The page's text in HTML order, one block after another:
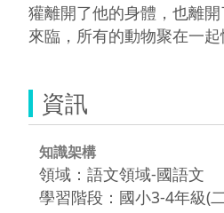
獾離開了他的身體，也離
來臨，所有的動物聚在一
資訊
知識架構
領域：語文領域-國語文
學習階段：國小3-4年級(